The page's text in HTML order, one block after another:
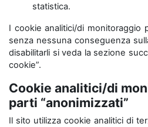
statistica.
I cookie analitici/di monitoraggio
senza nessuna conseguenza
disabilitarli si veda la sezione
cookie”.
Cookie analitici/di
parti “anonimizzati”
Il sito utilizza cookie analitici di